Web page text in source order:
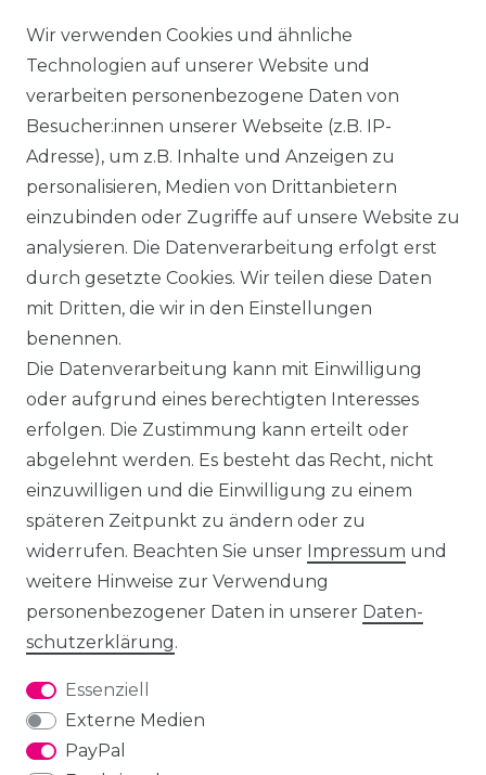
Wir verwenden Cookies und ähnliche
Technologien auf unserer Website und
verarbeiten personenbezogene Daten von
Besucher:innen unserer Webseite (z.B. IP-
Adresse), um z.B. Inhalte und Anzeigen zu
personalisieren, Medien von Drittanbietern
einzubinden oder Zugriffe auf unsere Website zu
analysieren. Die Datenverarbeitung erfolgt erst
durch gesetzte Cookies. Wir teilen diese Daten
mit Dritten, die wir in den Einstellungen
benennen.
Die Datenverarbeitung kann mit Einwilligung
oder aufgrund eines berechtigten Interesses
erfolgen. Die Zustimmung kann erteilt oder
abgelehnt werden. Es besteht das Recht, nicht
einzuwilligen und die Einwilligung zu einem
späteren Zeitpunkt zu ändern oder zu
widerrufen. Beachten Sie unser Impressum und
weitere Hinweise zur Verwendung
personenbezogener Daten in unserer Daten­
schutz­erklärung.
Essenziell
Externe Medien
PayPal